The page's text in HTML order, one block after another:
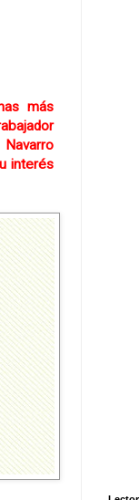
más
interés